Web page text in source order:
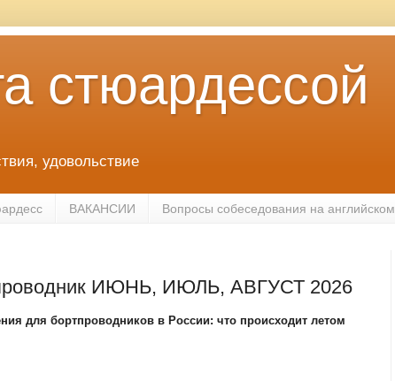
стюардессой
удовольствие
ВАКАНСИИ Вопросы собеседования на английском
ИЮНЬ, ИЮЛЬ, АВГУСТ 2026
для бортпроводников в России: что происходит летом